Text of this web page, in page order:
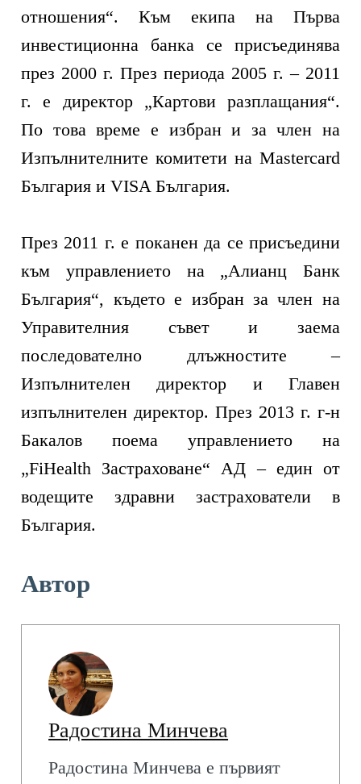
отношения“. Към екипа на Първа
инвестиционна банка се присъединява
през 2000 г. През периода 2005 г. – 2011
г. е директор „Картови разплащания“.
По това време е избран и за член на
Изпълнителните комитети на Mastercard
България и VISA България.
През 2011 г. е поканен да се присъедини
към управлението на „Алианц Банк
България“, където е избран за член на
Управителния съвет и заема
последователно длъжностите –
Изпълнителен директор и Главен
изпълнителен директор. През 2013 г. г-н
Бакалов поема управлението на
„FiHealth Застраховане“ АД – един от
водещите здравни застрахователи в
България.
Автор
Радостина Минчева
Радостина Минчева е първият